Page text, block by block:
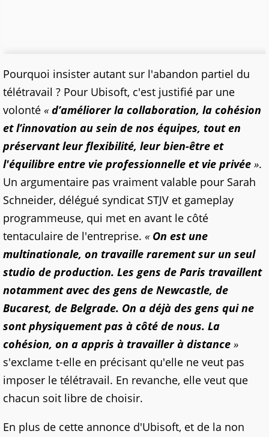
Pourquoi insister autant sur l'abandon partiel du
télétravail ? Pour Ubisoft, c'est justifié par une
volonté « d’améliorer la collaboration, la cohésion
et l’innovation au sein de nos équipes, tout en
préservant leur flexibilité, leur bien-être et
l'équilibre entre vie professionnelle et vie privée ».
Un argumentaire pas vraiment valable pour Sarah
Schneider, délégué syndicat STJV et gameplay
programmeuse, qui met en avant le côté
tentaculaire de l'entreprise. « On est une
multinationale, on travaille rarement sur un seul
studio de production. Les gens de Paris travaillent
notamment avec des gens de Newcastle, de
Bucarest, de Belgrade. On a déjà des gens qui ne
sont physiquement pas à côté de nous. La
cohésion, on a appris à travailler à distance »
s'exclame t-elle en précisant qu'elle ne veut pas
imposer le télétravail. En revanche, elle veut que
chacun soit libre de choisir.
En plus de cette annonce d'Ubisoft, et de la non